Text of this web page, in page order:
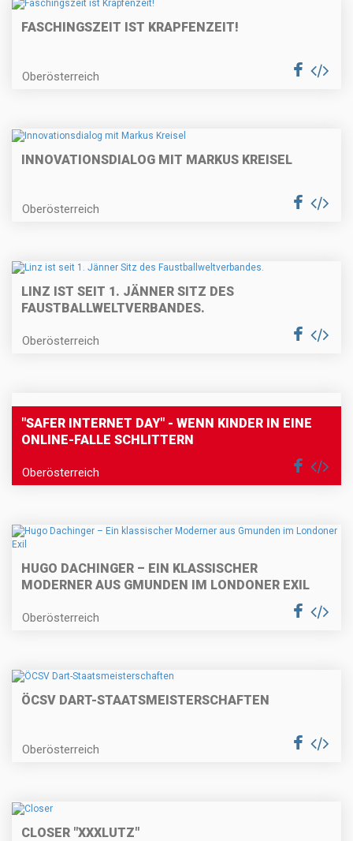
FASCHINGSZEIT IST KRAPFENZEIT!
Oberösterreich
INNOVATIONSDIALOG MIT MARKUS KREISEL
Oberösterreich
LINZ IST SEIT 1. JÄNNER SITZ DES
FAUSTBALLWELTVERBANDES.
Oberösterreich
"SAFER INTERNET DAY" - WENN KINDER IN EINE
ONLINE-FALLE SCHLITTERN
Oberösterreich
HUGO DACHINGER – EIN KLASSISCHER
MODERNER AUS GMUNDEN IM LONDONER EXIL
Oberösterreich
ÖCSV DART-STAATSMEISTERSCHAFTEN
Oberösterreich
CLOSER "XXXLUTZ"